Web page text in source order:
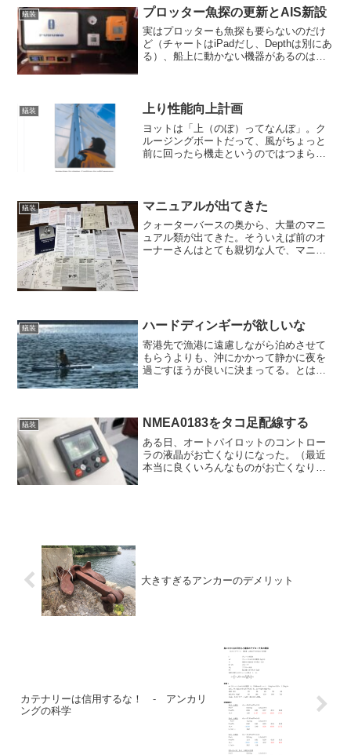
艤装 プロッター魚探の更新とAIS新設
実はプロッターも魚探も要らないのだけ
ど（チャートはiPadだし、Depthは別にあ
る）、船上に動かない機器があるのは風
小さいのに...
艤装 上り性能向上計画
ヨットは「上（のぼ）ってなんぼ」。ク
ルージングボートだって、風がちょっと
前に回ったら機走というのではつまらな
は、いかに船を軽く保つか...
艤装 マニュアルが出てきた
クォーターバースの奥から、大量のマニ
ュアル類が出てきた。そういえば前のオ
ーナーさんはとても親切な人で、マニュ
艤装 ハードディンギーが欲しいな
寄港先で漁港に遠慮しながら泊めさせて
もらうよりも、沖にかかって静かに夜を
過ごすほうが良いに決まってる。とはい
ンギーがあるといいなあ。...
艤装 NMEA0183をタコ足配線する
ある日、オートパイロットのコントロー
ラの液晶がお亡くなりになった。（最近
本当に良くいろんなものがお亡くなりに
大きすぎるアンカーのデメリット
カテナリーは信用するな！ - アンカリ
ングの科学